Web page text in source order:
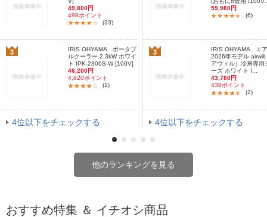
49,800円
498ポイント
(33)
IRIS OHYAMA ポータブ
ルクーラー 2.3kW ホワイ
ト IPK-2306S-W [100V]
46,200円
4,620ポイント
(1)
4位以下をチェックする
59,980円
(6)
IRIS OHYAMA エ
2026年モデル airwill
アウィル）冷房専用
ーズ ホワイト I...
43,780円
438ポイント
(2)
4位以下をチェックする
他のランキングを見る
おすすめ特集 ＆ イチオシ商品